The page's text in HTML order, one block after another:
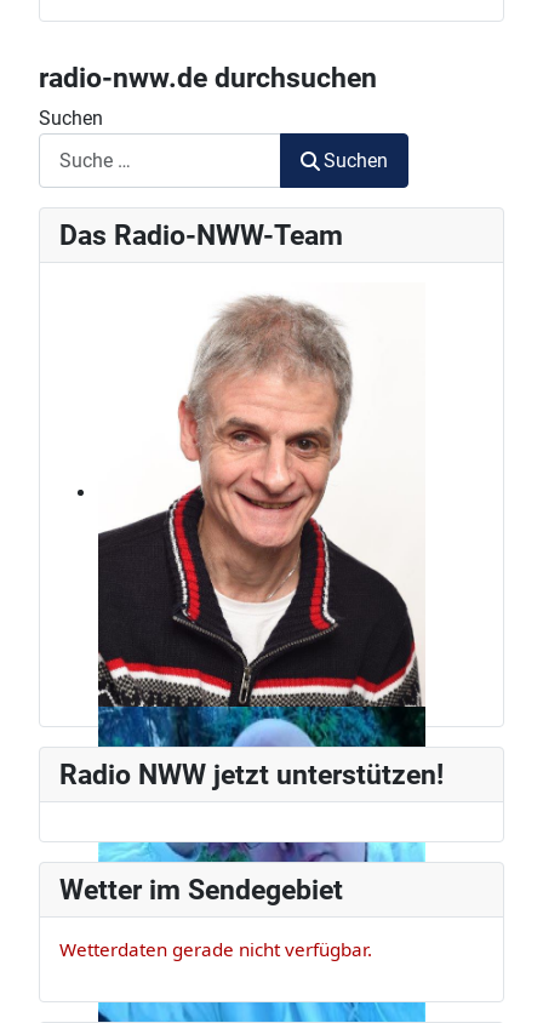
radio-nww.de durchsuchen
Suchen
Suchen
Das Radio-NWW-Team
Jürg Weber
Radiomann, schon seit den frühen
80ern.
Radio NWW jetzt unterstützen!
Wetter im Sendegebiet
Wetterdaten gerade nicht verfügbar.